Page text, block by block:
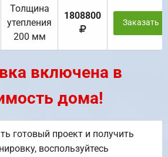
Толщина
утепления
200 мм
1808800
Заказать
включена в
дома!
готовый проект и получить
воспользуйтесь